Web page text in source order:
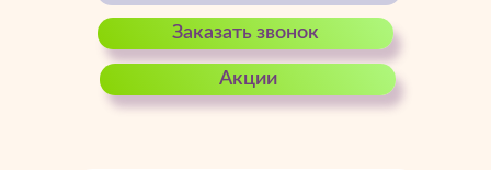
Заказать звонок
Акции